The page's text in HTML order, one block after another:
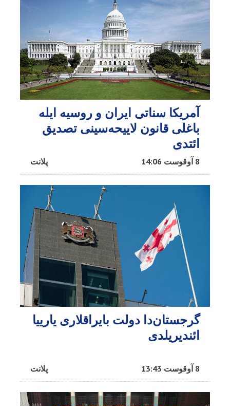
آمریکا سناتی ایران و روسیه ایله
باغلی قانون لاییحه‌سینی تصدیق
ائتدی
پلانت 8 آوقوست 14:06
گرجستان‌دا دولت بایراقلاری یارییا
ائندیریلدی
پلانت 8 آوقوست 13:43